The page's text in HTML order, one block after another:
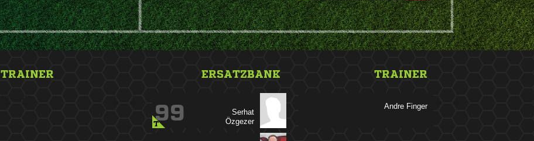
ERSATZBANK


99
T
TRAINER TRAINER
 